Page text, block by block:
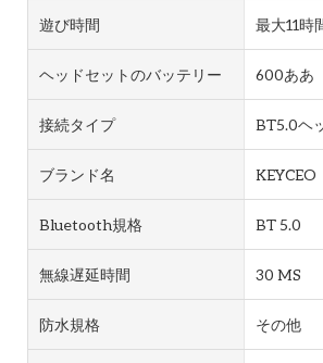
遊び時間 最大11時
ヘッドセットのバッテリー 600ああ
接続タイプ BT5.0ヘ
ブランド名 KEYCEO
Bluetooth規格 BT 5.0
無線遅延時間 30 MS
防水規格 その他